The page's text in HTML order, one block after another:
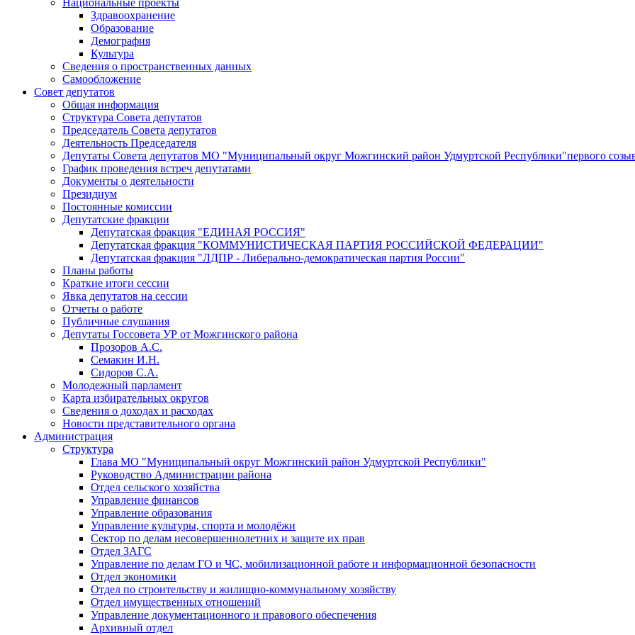
Здравоохранение
Образование
Демография
Культура
Сведения о пространственных данных
Самообложение
Совет депутатов
Общая информация
Структура Совета депутатов
Председатель Совета депутатов
Деятельность Председателя
Депутаты Совета депутатов МО "Муниципальный округ Можгинский район Удмуртской Республики"первого
График проведения встреч депутатами
Документы о деятельности
Президиум
Постоянные комиссии
Депутатские фракции
Депутатская фракция "ЕДИНАЯ РОССИЯ"
Депутатская фракция "КОММУНИСТИЧЕСКАЯ ПАРТИЯ РОССИЙСКОЙ ФЕДЕРАЦИИ"
Депутатская фракция "ЛДПР - Либерально-демократическая партия России"
Планы работы
Краткие итоги сессии
Явка депутатов на сессии
Отчеты о работе
Публичные слушания
Депутаты Госсовета УР от Можгинского района
Прозоров А.С.
Семакин И.Н.
Сидоров С.А.
Молодежный парламент
Карта избирательных округов
Сведения о доходах и расходах
Новости представительного органа
Администрация
Структура
Глава МО "Муниципальный округ Можгинский район Удмуртской Республики"
Руководство Администрации района
Отдел сельского хозяйства
Управление финансов
Управление образования
Управление культуры, спорта и молодёжи
Сектор по делам несовершеннолетних и защите их прав
Отдел ЗАГС
Управление по делам ГО и ЧС, мобилизационной работе и информационной безопасности
Отдел экономики
Отдел по строительству и жилищно-коммунальному хозяйству
Отдел имущественных отношений
Управление документационного и правового обеспечения
Архивный отдел